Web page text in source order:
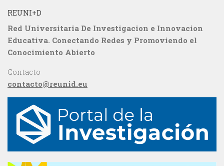
REUNI+D
Red Universitaria De Investigacion e Innovacion
Educativa. Conectando Redes y Promoviendo el
Conocimiento Abierto
Contacto
contacto@reunid.eu